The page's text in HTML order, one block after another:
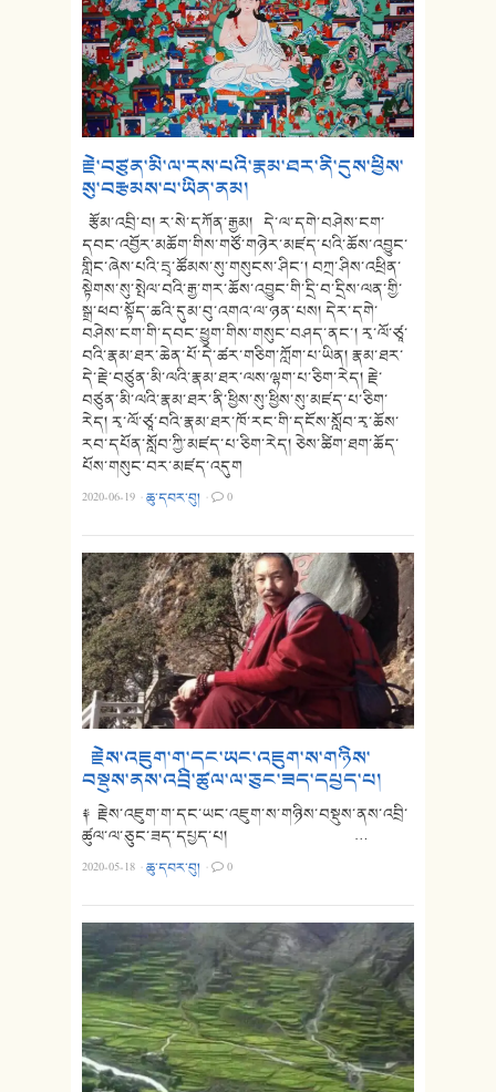
རྗེ་བཙུན་མི་ལ་རས་པའི་རྣམ་ཐར་ནི་དུས་ཕྱིས་
སུ་བརྩམས་པ་ཡིན་ནམ།
རྩོམ་འབྲི་བ། ར་སེ་དཀོན་རྒྱམ། དེ་ལ་དགེ་བཤེས་ངག་
དབང་འབྱོར་མཆོག་གིས་གཙོ་གཉེར་མཛད་པའི་ཆོས་འབྱུང་
གླིང་ཞེས་པའི་དྲྭ་ཚོམས་སུ་གསུངས་ཤིང་། བཀྲ་ཤིས་འཕྲིན་
སྟེགས་སུ་སྤེལ་བའི་རྒྱ་གར་ཆོས་འབྱུང་གི་དྲི་བ་དྲིས་ལན་གྱི་
སྒྲ་ཕབ་སྟོད་ཆའི་དུམ་བུ་འགའ་ལ་ཉན་པས། དེར་དགེ་
བཤེས་ངག་གི་དབང་ཕྱུག་གིས་གསུང་བཤད་ནང་། རྭ་ལོ་ཙཱ་
བའི་རྣམ་ཐར་ཆེན་པོ་དེ་ཚར་གཅིག་ཀློག་པ་ཡིན། རྣམ་ཐར་
དེ་རྗེ་བཙུན་མི་ལའི་རྣམ་ཐར་ལས་ལྷག་པ་ཅིག་རེད། རྗེ་
བཙུན་མི་ལའི་རྣམ་ཐར་ནི་ཕྱིས་སུ་ཕྱིས་སུ་མཛད་པ་ཅིག་
རེད། རྭ་ལོ་ཙཱ་བའི་རྣམ་ཐར་ཁོ་རང་གི་དངོས་སློབ་རྭ་ཆོས་
རབ་དཔོན་སློབ་ཀྱི་མཛད་པ་ཅིག་རེད། ཅེས་ཚིག་ཐག་ཆོད་
པོས་གསུང་བར་མཛད་འདུག
2020-06-19 ·ཆུ་དབར་བུ། · 0
རྗེས་འཇུག་ག་དང་ཡང་འཇུག་ས་གཉིས་
བསྡུས་ནས་འབྲི་ཚུལ་ལ་ཅུང་ཟད་དཔྱད་པ།
༈ རྗེས་འཇུག་ག་དང་ཡང་འཇུག་ས་གཉིས་བསྡུས་ནས་འབྲི་
ཚུལ་ལ་ཅུང་ཟད་དཔྱད་པ། …
2020-05-18 ·ཆུ་དབར་བུ། · 0